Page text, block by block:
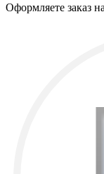
Оформляете заказ